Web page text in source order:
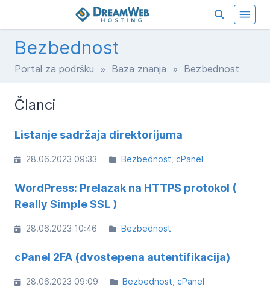
Bezbednost
Portal za podršku » Baza znanja » Bezbednost
Članci
Listanje sadržaja direktorijuma
28.06.2023 09:33 Bezbednost cPanel
WordPress: Prelazak na HTTPS protokol (
Really Simple SSL )
28.06.2023 10:46 Bezbednost
cPanel 2FA (dvostepena autentifikacija)
28.06.2023 09:09 Bezbednost cPanel